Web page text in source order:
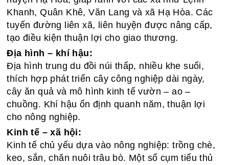
Khanh, Quân Khê, Văn Lang và xã Hạ Hòa. Các
tuyến đường liên xã, liên huyện được nâng cấp,
tạo điều kiện thuận lợi cho giao thương.
Địa hình – khí hậu:
Địa hình trung du đồi núi thấp, nhiều khe suối,
thích hợp phát triển cây công nghiệp dài ngày,
cây ăn quả và mô hình kinh tế vườn – ao –
chuồng. Khí hậu ổn định quanh năm, thuận lợi
cho nông nghiệp.
Kinh tế – xã hội:
Kinh tế chủ yếu dựa vào nông nghiệp: trồng chè,
keo, sắn, chăn nuôi trâu bò. Một số cụm tiểu thủ